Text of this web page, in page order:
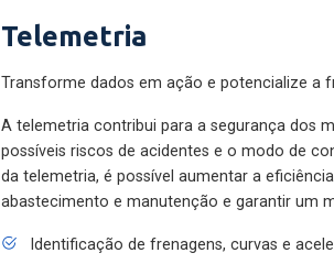
Telemetria
Transforme dados em ação e potencialize a
A telemetria contribui para a segurança dos
possíveis riscos de acidentes e o modo de
da telemetria, é possível aumentar a
abastecimento e manutenção e garantir um
Identificação de frenagens, curvas e